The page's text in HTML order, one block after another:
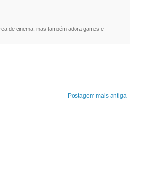
de cinema, mas também adora games e
Postagem mais antiga